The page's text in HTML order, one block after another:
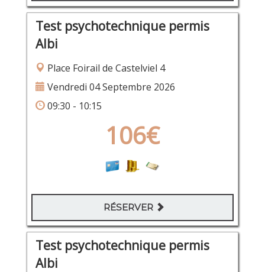
Test psychotechnique permis
Albi
Place Foirail de Castelviel 4
Vendredi 04 Septembre 2026
09:30 - 10:15
106€
RÉSERVER
Test psychotechnique permis
Albi